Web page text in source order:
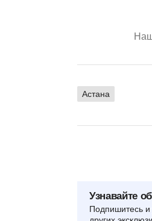
Астана
Узнавайте
Подпишитесь и